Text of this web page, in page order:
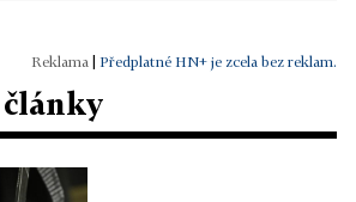
Předplatné HN+ je zcela bez reklam.